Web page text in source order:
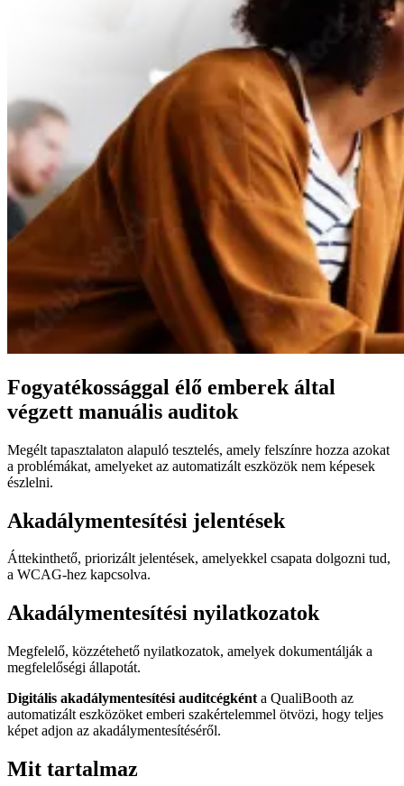
Fogyatékossággal élő emberek által
végzett manuális auditok
Megélt tapasztalaton alapuló tesztelés, amely felszínre hozza azokat
a problémákat, amelyeket az automatizált eszközök nem képesek
észlelni.
Akadálymentesítési jelentések
Áttekinthető, priorizált jelentések, amelyekkel csapata dolgozni tud,
a WCAG-hez kapcsolva.
Akadálymentesítési nyilatkozatok
Megfelelő, közzétehető nyilatkozatok, amelyek dokumentálják a
megfelelőségi állapotát.
Digitális akadálymentesítési auditcégként a QualiBooth az
automatizált eszközöket emberi szakértelemmel ötvözi, hogy teljes
képet adjon az akadálymentesítéséről.
Mit tartalmaz